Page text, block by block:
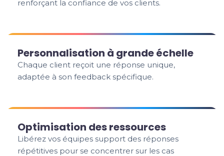
renforçant la confiance de vos clients.
Personnalisation à grande échelle
Chaque client reçoit une réponse unique,
adaptée à son feedback spécifique.
Optimisation des ressources
Libérez vos équipes support des réponses
répétitives pour se concentrer sur les cas